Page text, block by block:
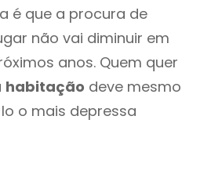
é que a procura de
não vai diminuir em
anos. Quem quer
habitação deve mesmo
o mais depressa